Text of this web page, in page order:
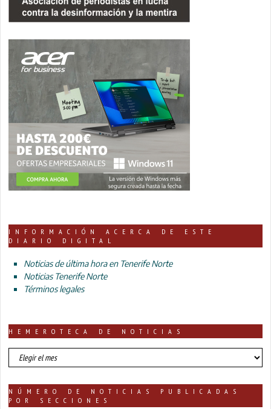
INFORMACIÓN ACERCA DE ESTE
DIARIO DIGITAL
Noticias de última hora en Tenerife Norte
Noticias Tenerife Norte
Términos legales
HEMEROTECA DE NOTICIAS
HEMEROTECA
DE
NÚMERO DE NOTICIAS PUBLICADAS
POR SECCIONES